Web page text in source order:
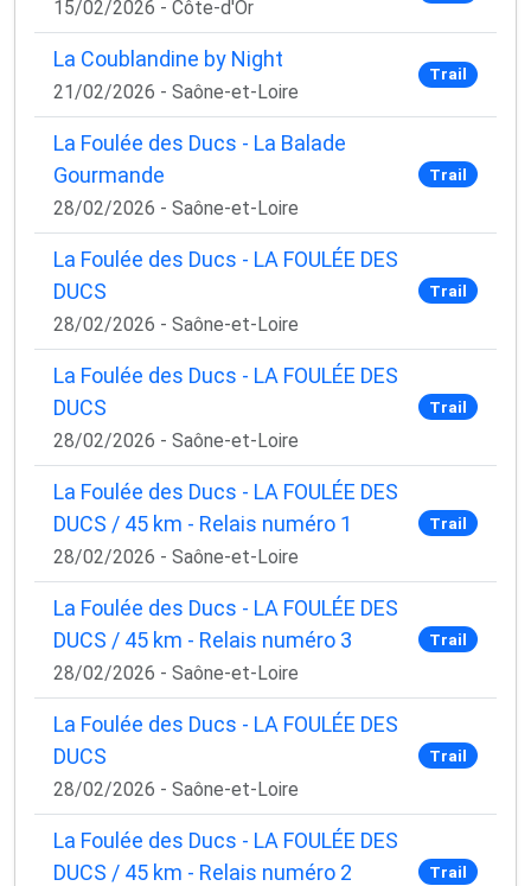
15/02/2026 - Côte-d'Or
La Coublandine by Night
21/02/2026 - Saône-et-Loire
Trail
La Foulée des Ducs - La Balade
Gourmande
28/02/2026 - Saône-et-Loire
Trail
La Foulée des Ducs - LA FOULÉE DES
DUCS
28/02/2026 - Saône-et-Loire
Trail
La Foulée des Ducs - LA FOULÉE DES
DUCS
28/02/2026 - Saône-et-Loire
Trail
La Foulée des Ducs - LA FOULÉE DES
DUCS / 45 km - Relais numéro 1
28/02/2026 - Saône-et-Loire
Trail
La Foulée des Ducs - LA FOULÉE DES
DUCS / 45 km - Relais numéro 3
28/02/2026 - Saône-et-Loire
Trail
La Foulée des Ducs - LA FOULÉE DES
DUCS
28/02/2026 - Saône-et-Loire
Trail
La Foulée des Ducs - LA FOULÉE DES
DUCS / 45 km - Relais numéro 2
Trail